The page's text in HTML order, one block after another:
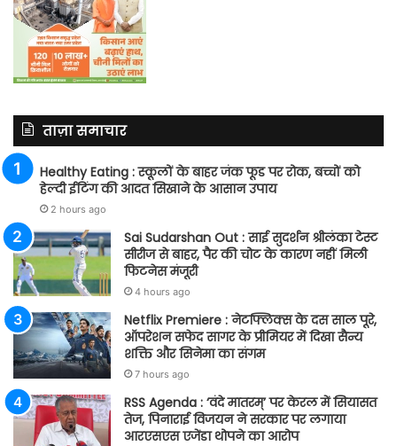
ताज़ा समाचार
Healthy Eating : स्कूलों के बाहर जंक फूड पर रोक, बच्चों को
हेल्दी ईटिंग की आदत सिखाने के आसान उपाय
2 hours ago
Sai Sudarshan Out : साई सुदर्शन श्रीलंका टेस्ट
सीरीज से बाहर, पैर की चोट के कारण नहीं मिली
फिटनेस मंजूरी
4 hours ago
Netflix Premiere : नेटफ्लिक्स के दस साल पूरे,
ऑपरेशन सफेद सागर के प्रीमियर में दिखा सैन्य
शक्ति और सिनेमा का संगम
7 hours ago
RSS Agenda : ‘वंदे मातरम्’ पर केरल में सियासत
तेज, पिनाराई विजयन ने सरकार पर लगाया
आरएसएस एजेंडा थोपने का आरोप